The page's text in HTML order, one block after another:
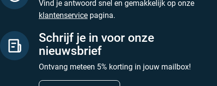
Vind je antwoord snel en gemakkelijk op onze
klantenservice pagina.
Schrijf je in voor onze
nieuwsbrief
Ontvang meteen 5% korting in jouw mailbox!